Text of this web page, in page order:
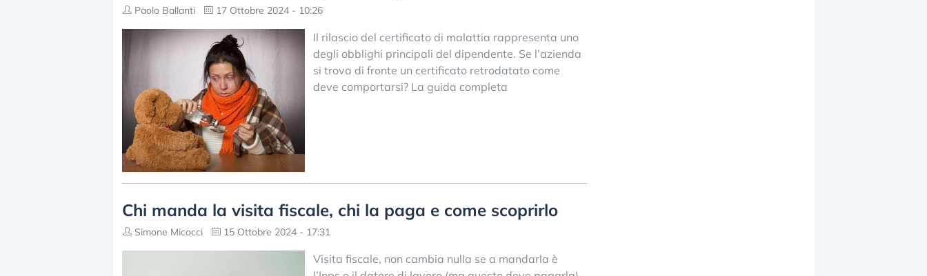
Paolo Ballanti 17 Ottobre 2024 - 10:26
Il rilascio del certificato di malattia rappresenta uno
degli obblighi principali del dipendente. Se l’azienda
si trova di fronte un certificato retrodatato come
deve comportarsi? La guida completa
Chi manda la visita fiscale, chi la paga e come scoprirlo
Simone Micocci 15 Ottobre 2024 - 17:31
Visita fiscale, non cambia nulla se a mandarla è